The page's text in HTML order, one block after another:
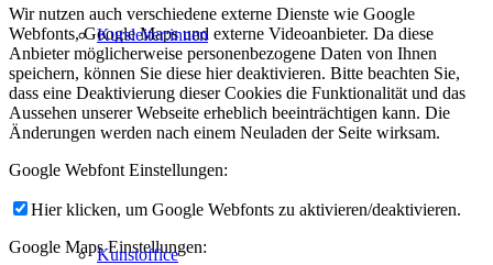
Kursleiter:innen
Kunstoffice
Wir nutzen auch verschiedene externe Dienste wie Google
Webfonts, Google Maps und externe Videoanbieter. Da diese
Anbieter möglicherweise personenbezogene Daten von Ihnen
speichern, können Sie diese hier deaktivieren. Bitte beachten Sie,
dass eine Deaktivierung dieser Cookies die Funktionalität und das
Aussehen unserer Webseite erheblich beeinträchtigen kann. Die
Änderungen werden nach einem Neuladen der Seite wirksam.
Google Webfont Einstellungen:
Hier klicken, um Google Webfonts zu aktivieren/deaktivieren.
Google Maps Einstellungen: